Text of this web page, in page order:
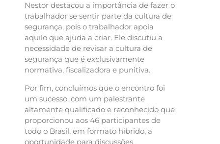
Nestor destacou a importância de fazer o
trabalhador se sentir parte da cultura de
segurança, pois o trabalhador apoia
aquilo que ajuda a criar. Ele discutiu a
necessidade de revisar a cultura de
segurança que é exclusivamente
normativa, fiscalizadora e punitiva.
Por fim, concluímos que o encontro foi
um sucesso, com um palestrante
altamente qualificado e reconhecido que
proporcionou aos 46 participantes de
todo o Brasil, em formato híbrido, a
oportunidade para discussões,